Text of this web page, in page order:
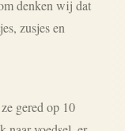
denken wij dat
zusjes en
gered op 10